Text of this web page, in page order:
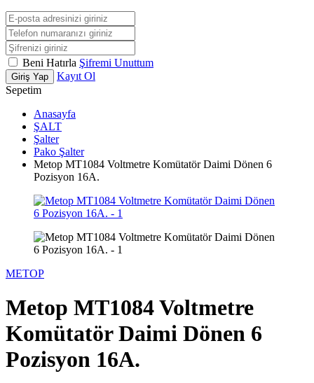
Beni Hatırla Şifremi Unuttum
Giriş Yap
Kayıt Ol
Sepetim
Anasayfa
ŞALT
Şalter
Pako Şalter
Metop MT1084 Voltmetre Komütatör Daimi Dönen 6
Pozisyon 16A.
METOP
Metop MT1084 Voltmetre
Komütatör Daimi Dönen 6
Pozisyon 16A.